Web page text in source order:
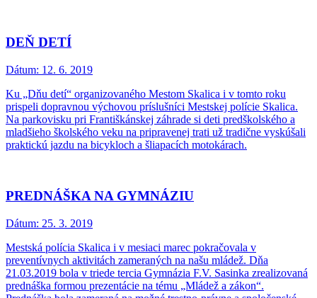
DEŇ DETÍ
Dátum: 12. 6. 2019
Ku „Dňu detí“ organizovaného Mestom Skalica i v tomto roku
prispeli dopravnou výchovou príslušníci Mestskej polície Skalica.
Na parkovisku pri Františkánskej záhrade si deti predškolského a
mladšieho školského veku na pripravenej trati už tradične vyskúšali
praktickú jazdu na bicykloch a šliapacích motokárach.
PREDNÁŠKA NA GYMNÁZIU
Dátum: 25. 3. 2019
Mestská polícia Skalica i v mesiaci marec pokračovala v
preventívnych aktivitách zameraných na našu mládež. Dňa
21.03.2019 bola v triede tercia Gymnázia F.V. Sasinka zrealizovaná
prednáška formou prezentácie na tému „Mládež a zákon“.